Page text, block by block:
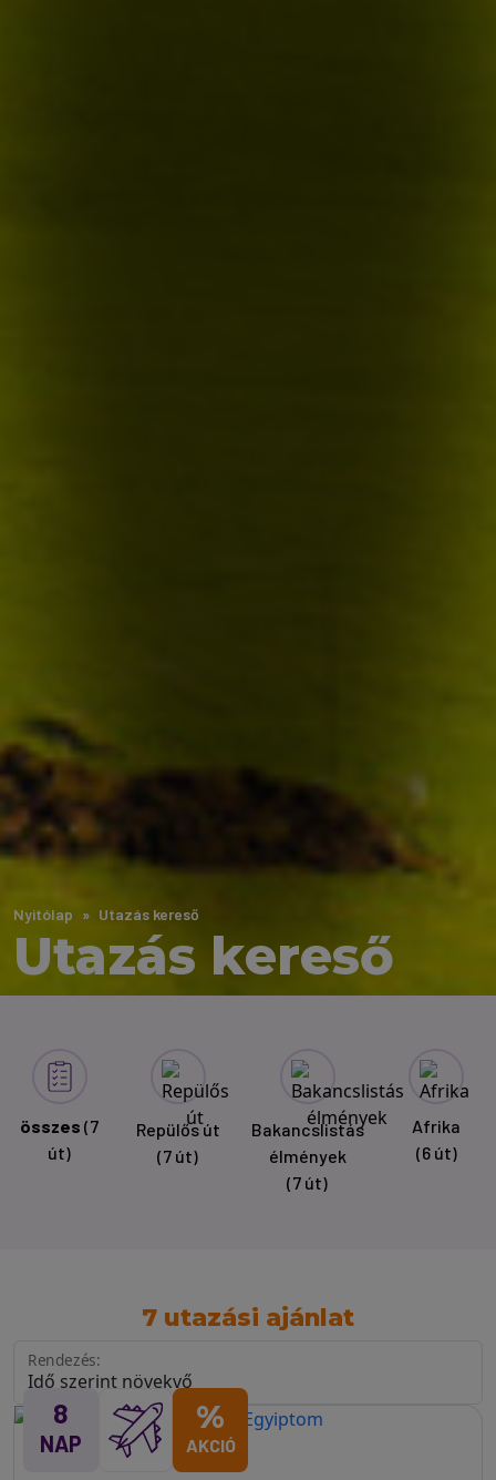
Nyitólap Utazás kereső
Utazás kereső
összes (7
út)
Repülős út
(7 út)
Bakancslistás
élmények
(7 út)
Afrika
(6 út)
7 utazási ajánlat
Rendezés:
8
NAP
%
AKCIÓ